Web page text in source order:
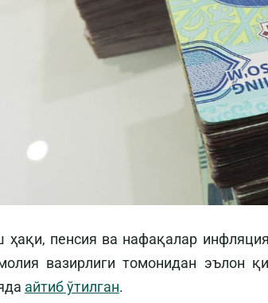
ҳақи, пенсия ва нафақалар
вазирлиги томонидан эълон
айтиб ўтилган.